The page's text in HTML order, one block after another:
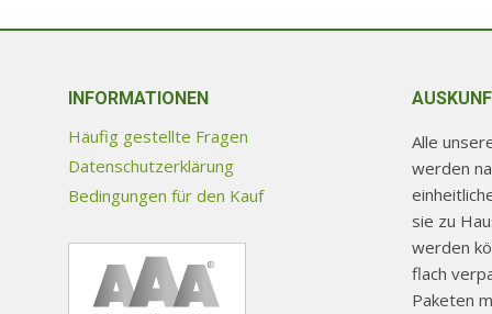
auf
Produktseite
gewählt
werden
INFORMATIONEN
Häufig gestellte Fragen
Datenschutzerklärung
Bedingungen für den Kauf
Alle
werden
sie zu
werden
flach
Paketen